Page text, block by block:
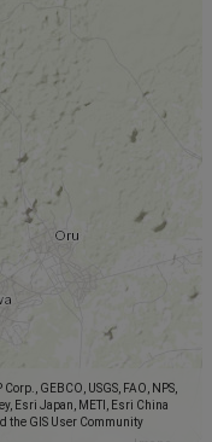
GEBCO, USGS, FAO, NPS,
Esri Japan, METI, Esri China
the GIS User Community